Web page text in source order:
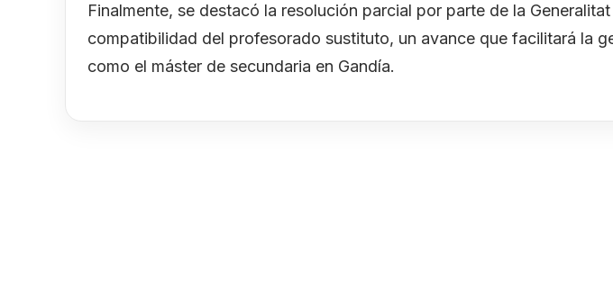
Finalmente, se destacó la resolución parcial por parte de la
compatibilidad del profesorado sustituto, un avance que facilitará la
como el máster de secundaria en Gandía.